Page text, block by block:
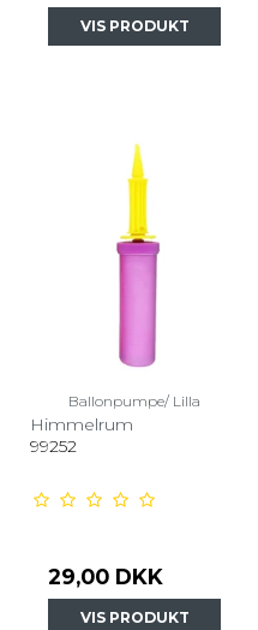
VIS PRODUKT
Ballonpumpe/ Lilla
Himmelrum
99252
29,00 DKK
VIS PRODUKT